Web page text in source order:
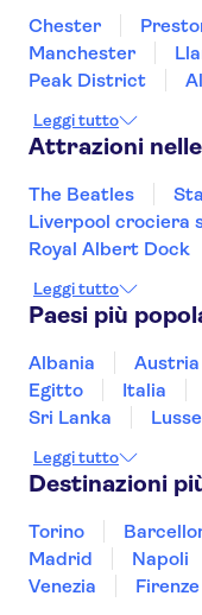
Chester
Manchester
Peak District
Birmingham
Leggi tutto
Attrazioni
The Beatles
Liverpool crociera
Royal Albert Dock
The Shard
Tower Bridge
London Eye
Cattedrale di San
Tour di Harry
Leggi tutto
Paesi più
Albania Austria
Egitto
Italia
Sri Lanka
Slovenia
Vietnam
Leggi tutto
Destinazioni
Torino
Madrid
Napoli
Venezia
Firenze